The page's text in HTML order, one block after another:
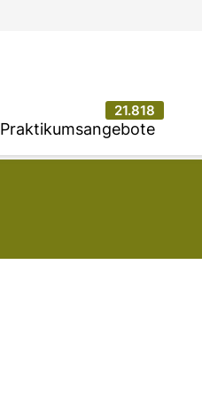
Praktikumsangebote
21.818